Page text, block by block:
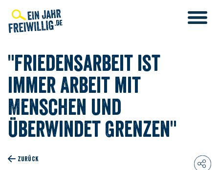
zum
Inhalt
"Friedensarbeit ist
immer Arbeit mit
Menschen und
überwindet Grenzen"
ZURÜCK